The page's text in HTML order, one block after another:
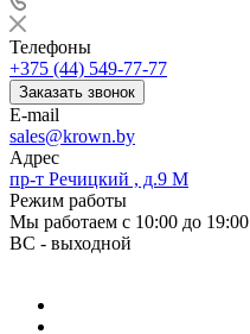
Телефоны
+375 (44) 549-77-77
Заказать звонок
E-mail
sales@krown.by
Адрес
пр-т Речицкий , д.9 М
Режим работы
Мы работаем с 10:00 до 19:00
ВС - выходной